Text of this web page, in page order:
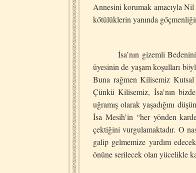
Annesini korumak amacıyla Nil
kőtülüklerin yanında gőçmenliğin
İsa’nın gizemli Bedenini
üyesinin de yaşam koşulları
Buna rağmen Kilisemiz Κutsal
Çünkü Kilisemiz, İsa’nın
uğramış olarak yaşadığını
İsa Mesih’in “her yönden
çektiğini vurgulamaktadır. O
galip gelmemize yardım
önüne serilecek olan yücelikle